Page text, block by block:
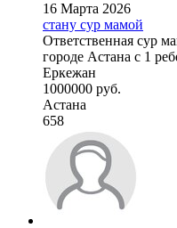
16 Марта 2026
стану сур мамой
Ответственная сур
городе Астана с 1
Еркежан
1000000 руб.
Астана
658